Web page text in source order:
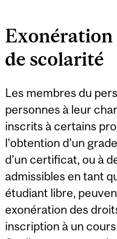
Exonération
de scolarité
Les membres du
personnes à leur
inscrits à certains
l’obtention d’un
d’un certificat, ou à
admissibles en tant
étudiant libre,
exonération des
inscription à un